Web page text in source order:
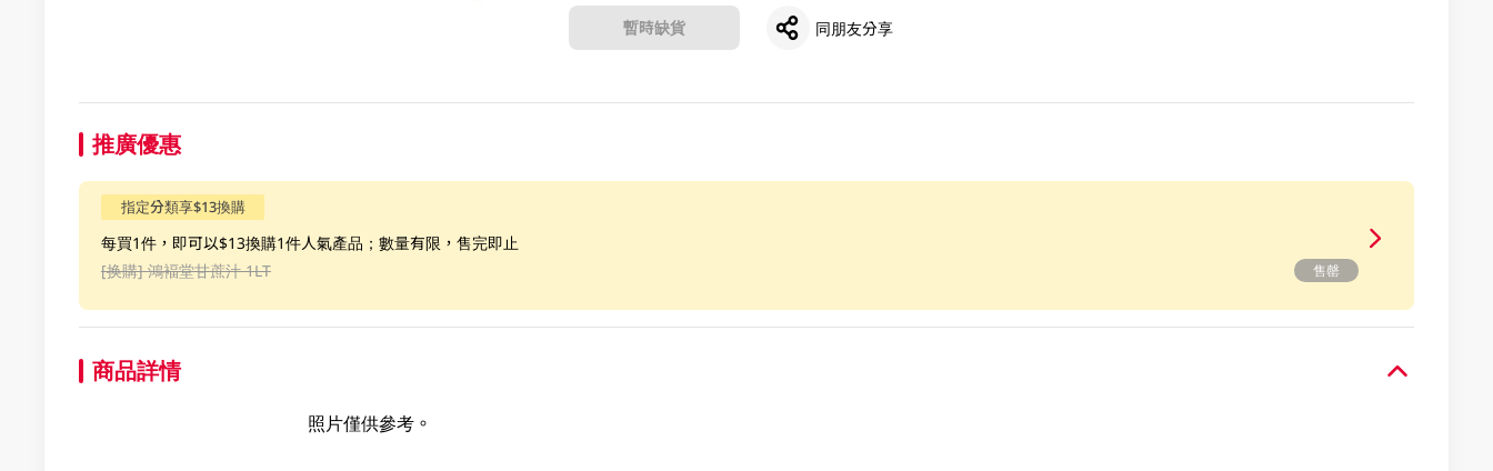
暫時缺貨 同朋友分享
推廣優惠
指定分類享$13換購
每買1件，即可以$13換購1件人氣產品；數量有限，售完即止
[换購] 鴻褔堂甘蔗汁 1LT 售罄
商品詳情
照片僅供參考。